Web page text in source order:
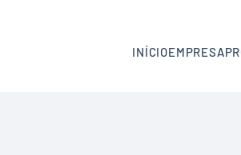
INÍCIOEMPRESA